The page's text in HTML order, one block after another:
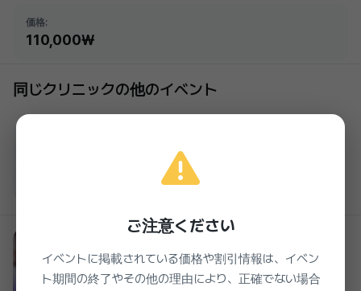
価格:
110,000₩
同じクリニックの他のイベント
フ耳、妖精耳、ティンカーベル耳、アイドル
耳、寝耳、刃物耳、耳たぶフィラー、耳整形
110,000₩
Meifill Clinic
アイブフィラー 1cc - まぶたフィラー、眼瞼
下垂、目のくぼみ、上まぶたのくぼみ、目元
フィラー
37%550,000₩
ご注意ください
イベントに掲載されている価格や割引情報は、イベン
ト期間の終了やその他の理由により、正確でない場合